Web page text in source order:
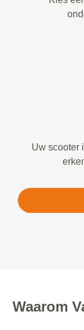
Uw scooter
Waarom